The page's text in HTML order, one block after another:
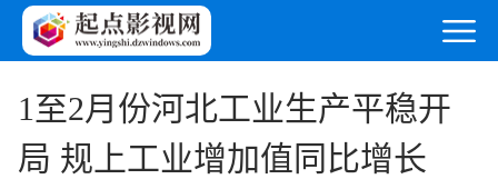
1至2月份河北工业生产平稳开
局 规上工业增加值同比增长